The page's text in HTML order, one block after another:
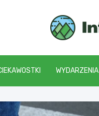
WYDARZENIA